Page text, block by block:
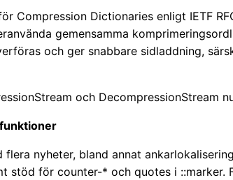
Compression Dictionaries enligt IETF
gemensamma
och ger snabbare sidladdning,
och DecompressionStream
nyheter, bland annat
stöd för counter-* och quotes i ::marker.